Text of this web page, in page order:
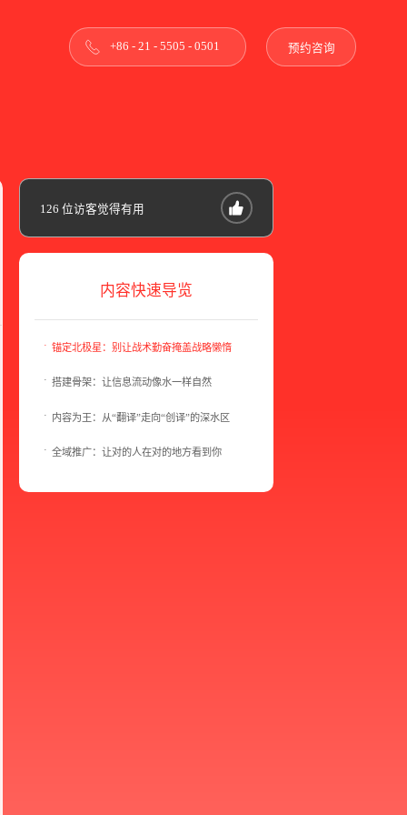
+86 - 21 - 5505 - 0501 预约咨询
126 位访客觉得有用
内容快速导览
锚定北极星：别让战术勤奋掩盖战略懒惰
搭建骨架：让信息流动像水一样自然
内容为王：从“翻译”走向“创译”的深水区
全域推广：让对的人在对的地方看到你